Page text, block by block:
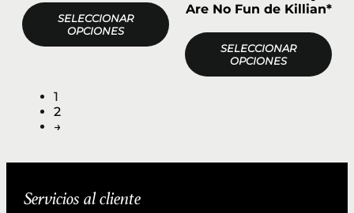
SELECCIONAR
OPCIONES
Are No Fun de Killian*
SELECCIONAR
OPCIONES
1
2
→
Servicios al cliente